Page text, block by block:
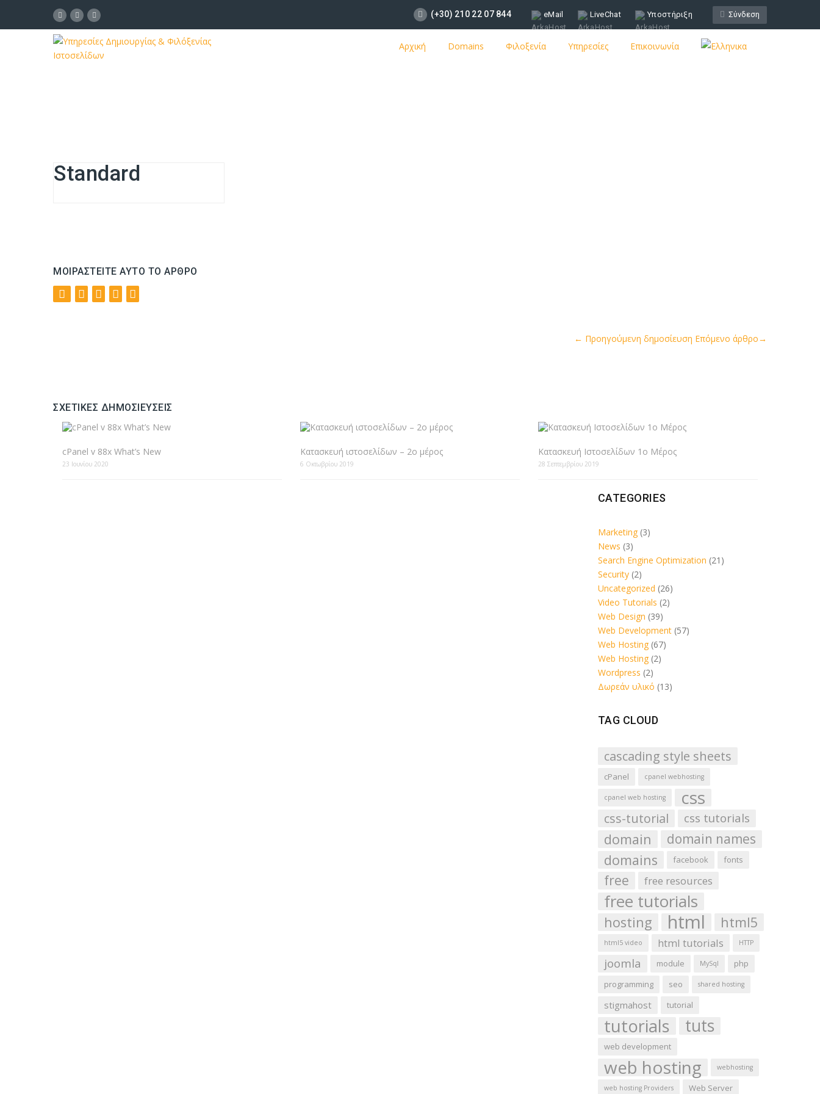
Σύνδεση
(+30) 210 22 07 844 eMail LiveChat Υποστήριξη
Αρχική Domains Φιλοξενία Υπηρεσίες Επικοινωνία
Standard
ΜΟΙΡΑΣΤΕΊΤΕ ΑΥΤΌ ΤΟ ΆΡΘΡΟ
← Προηγούμενη δημοσίευση Επόμενο άρθρο→
ΣΧΕΤΙΚΈΣ ΔΗΜΟΣΙΕΎΣΕΙΣ
cPanel v 88x What’s New
23 Ιουνίου 2020
Κατασκευή ιστοσελίδων – 2ο μέρος
6 Οκτωβρίου 2019
Κατασκευή Ιστοσελίδων 1ο Μέρος
28 Σεπτεμβρίου 2019
CATEGORIES
Marketing(3)
News (3)
Search Engine Optimization (21)
Security(2)
Uncategorized (26)
Video Tutorials (2)
Web Design (39)
Web Development(57)
Web Hosting(67)
Web Hosting(2)
Wordpress (2)
Δωρεάν υλικό (13)
TAG CLOUD
cascading style sheets
cPanel cpanel webhosting
cpanel web hosting css
css-tutorial css tutorials
domain domain names
domains facebook fonts
free free resources
free tutorials
hosting html html5
html5 video html tutorials HTTP
joomla module MySql
php
programming
seo shared hosting
stigmahost tutorial
tutorials tuts
web development
web hosting webhosting
web hosting Providers Web Server